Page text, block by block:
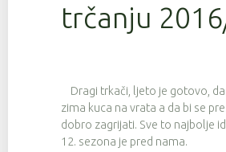
trčanju
Dragi trkači, ljeto je gotovo,
zima kuca na vrata a da bi se
dobro zagrijati. Sve to najbolje
12. sezona je pred nama.